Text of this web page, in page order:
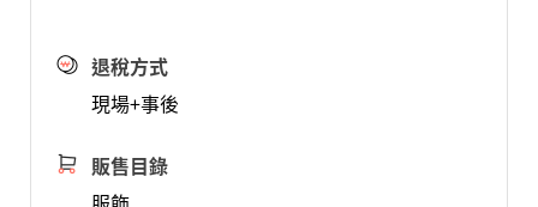
退稅方式
現場+事後
販售目錄